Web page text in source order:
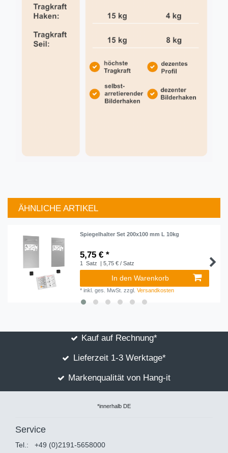
ÄHNLICHE ARTIKEL
Artikelpaket Spiegelhalter Set 200x100 mm L 10kg
5,75 € *
1 Satz | 5,75 € / Satz
In den Warenkorb
*inkl. ges. MwSt. zzgl.Versandkosten
Kauf auf Rechnung*
Lieferzeit 1-3 Werktage*
Markenqualität von Hang-it
*innerhalb DE
Service
Tel.: +49 (0)2191-5658000